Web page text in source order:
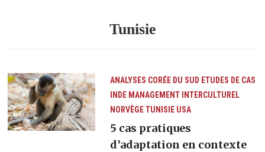
Tunisie
ANALYSES CORÉE DU SUD ETUDES DE CAS
INDE MANAGEMENT INTERCULTUREL
NORVÈGETUNISIE USA
5 cas pratiques
d’adaptation en contexte